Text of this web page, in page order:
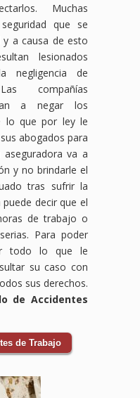
Muchas
que se
a causa de esto
lesionados
negligencia de
compañías
a negar los
lo que por ley le
abogados para
aseguradora va a
y no brindarle el
tras sufrir la
decir que el
de trabajo o
Para poder
todo lo que le
su caso con
sus derechos.
de Accidentes
de Trabajo